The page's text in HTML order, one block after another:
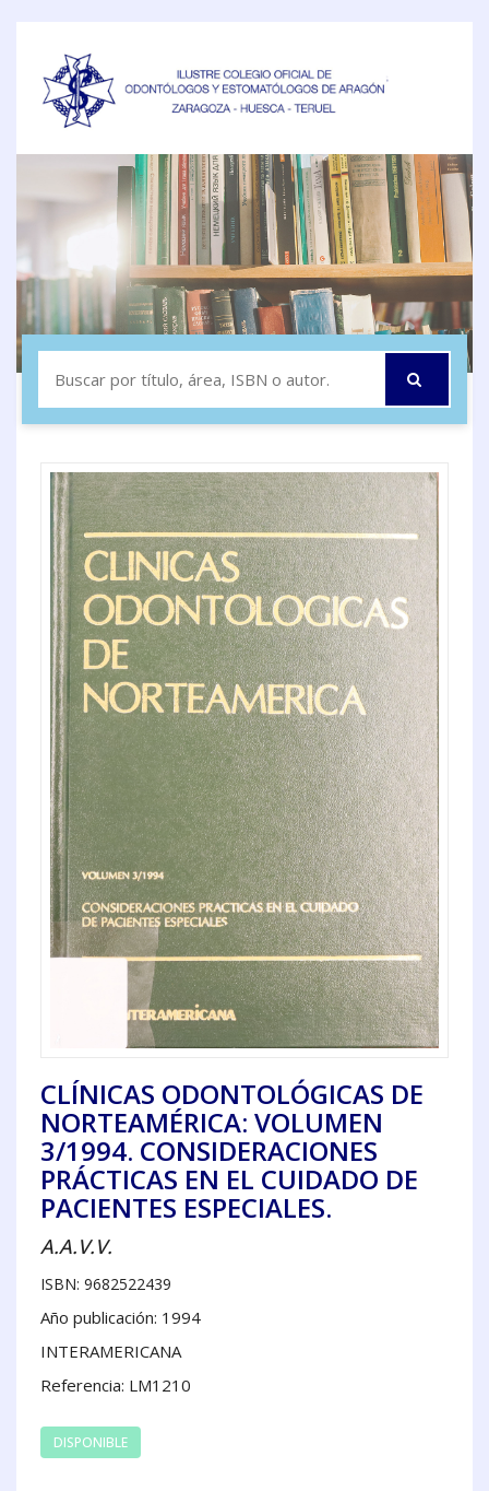
CLÍNICAS ODONTOLÓGICAS DE
NORTEAMÉRICA: VOLUMEN
3/1994. CONSIDERACIONES
PRÁCTICAS EN EL CUIDADO DE
PACIENTES ESPECIALES.
A.A.V.V.
ISBN: 9682522439
Año publicación: 1994
INTERAMERICANA
Referencia: LM1210
DISPONIBLE